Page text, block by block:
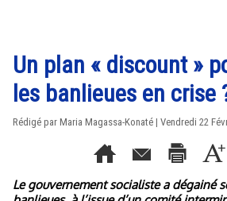
Un plan « discount »
les banlieues en crise
Rédigé par Maria Magassa-Konaté | Vendredi 22
Le gouvernement socialiste a dégainé